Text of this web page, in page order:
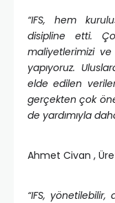
“IFS, hem
disipline etti.
maliyetlerimizi ve
yapıyoruz.
elde edilen
gerçekten çok
de yardımıyla
Ahmet Civan ,
“IFS,